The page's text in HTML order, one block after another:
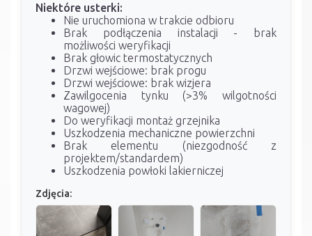
Niektóre usterki:
Nie uruchomiona w trakcie odbioru
Brak podłączenia instalacji - brak
możliwości weryfikacji
Brak głowic termostatycznych
Drzwi wejściowe: brak progu
Drzwi wejściowe: brak wizjera
Zawilgocenia tynku (>3% wilgotności
wagowej)
Do weryfikacji montaż grzejnika
Uszkodzenia mechaniczne powierzchni
Brak elementu (niezgodność z
projektem/standardem)
Uszkodzenia powłoki lakierniczej
Zdjęcia: